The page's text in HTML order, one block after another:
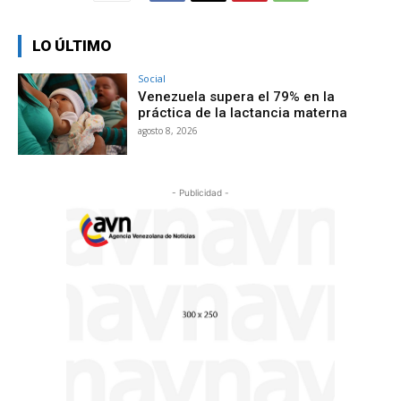
LO ÚLTIMO
Social
Venezuela supera el 79% en la
práctica de la lactancia materna
agosto 8, 2026
- Publicidad -